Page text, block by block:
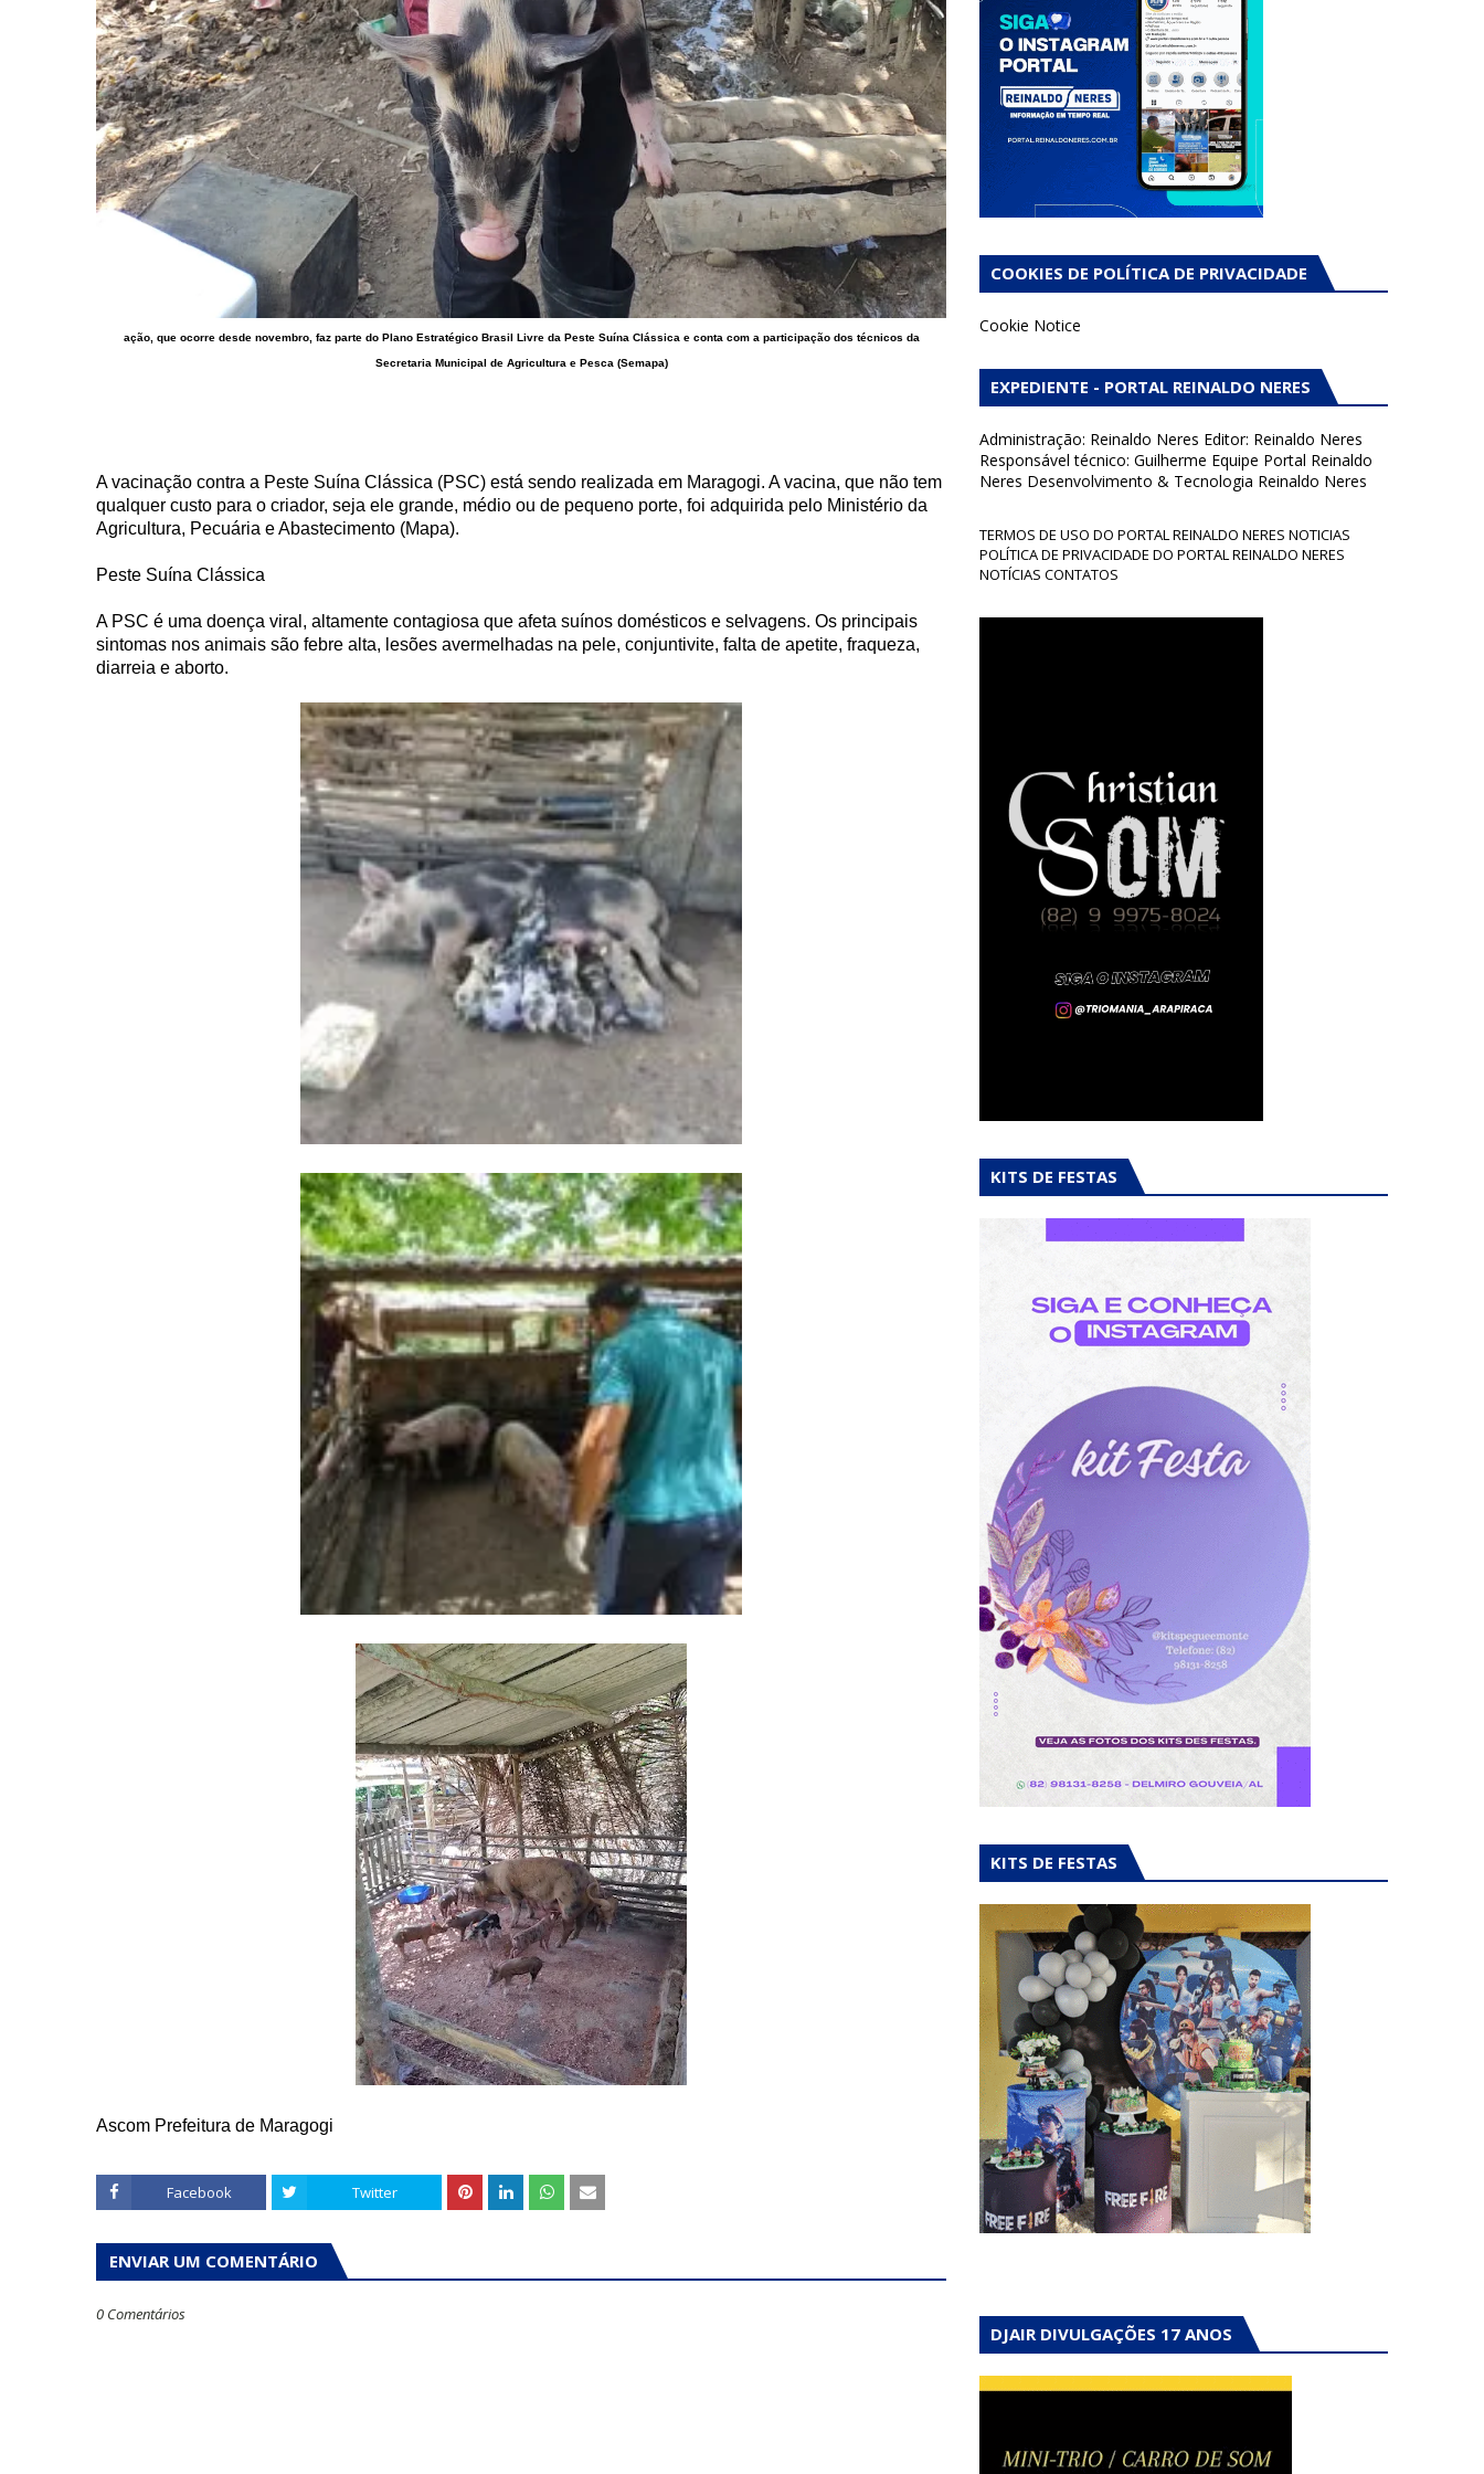
ação, que ocorre desde novembro, faz parte do Plano Estratégico Brasil Livre da Peste Suína Clássica e conta com a participação dos técnicos da
Secretaria Municipal de Agricultura e Pesca (Semapa)
A vacinação contra a Peste Suína Clássica (PSC) está sendo realizada em Maragogi. A vacina, que não tem
qualquer custo para o criador, seja ele grande, médio ou de pequeno porte, foi adquirida pelo Ministério da
Agricultura, Pecuária e Abastecimento (Mapa).
Peste Suína Clássica
A PSC é uma doença viral, altamente contagiosa que afeta suínos domésticos e selvagens. Os principais
sintomas nos animais são febre alta, lesões avermelhadas na pele, conjuntivite, falta de apetite, fraqueza,
diarreia e aborto.
Ascom Prefeitura de Maragogi
Facebook Twitter
ENVIAR UM COMENTÁRIO
0 Comentários
COOKIES DE POLÍTICA DE PRIVACIDADE
Cookie Notice
EXPEDIENTE - PORTAL REINALDO NERES
Administração: Reinaldo Neres Editor: Reinaldo Neres
Responsável técnico: Guilherme Equipe Portal Reinaldo
Neres Desenvolvimento & Tecnologia Reinaldo Neres
TERMOS DE USO DO PORTAL REINALDO NERES NOTICIAS
POLÍTICA DE PRIVACIDADE DO PORTAL REINALDO NERES
NOTÍCIAS CONTATOS
KITS DE FESTAS
KITS DE FESTAS
DJAIR DIVULGAÇÕES 17 ANOS